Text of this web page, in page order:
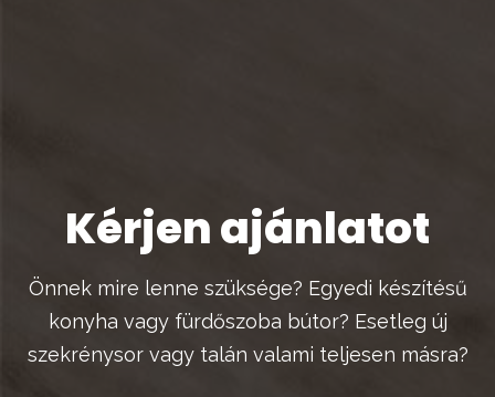
Kérjen ajánlatot
Önnek mire lenne szüksége? Egyedi készítésű
konyha vagy fürdőszoba bútor? Esetleg új
szekrénysor vagy talán valami teljesen másra?